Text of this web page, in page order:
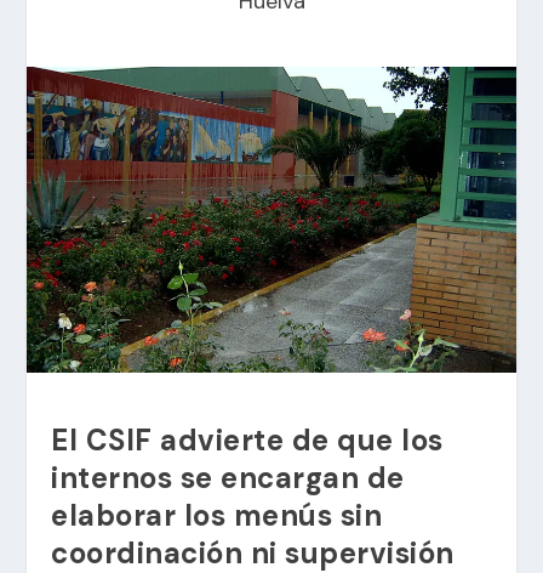
El CSIF advierte de que los
internos se encargan de
elaborar los menús sin
coordinación ni supervisión